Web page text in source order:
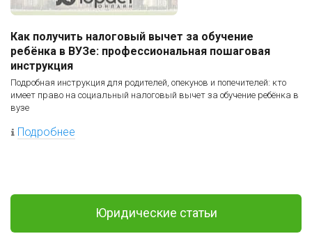
Как получить налоговый вычет за обучение
ребёнка в ВУЗе: профессиональная пошаговая
инструкция
Подробная инструкция для родителей, опекунов и попечителей: кто
имеет право на социальный налоговый вычет за обучение ребёнка в
вузе
Подробнее
Юридические статьи